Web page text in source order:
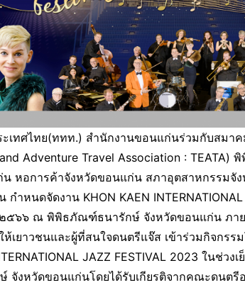
ะเทศไทย(ททท.) สำนักงานขอนแก่นร่วมกับสมา
Adventure Travel Association :
หอการค้าจังหวัดขอนแก่น สภาอุตสาหกรรมจั
กำหนดจัดงาน KHON KAEN
๖๖ ณ พิพิธภัณฑ์ธนารักษ์ จังหวัดขอนแก่น ภายใ
ห้เยาวชนและผู้ที่สนใจดนตรีแจ๊ส เข้าร่วมกิจกร
JAZZ FESTIVAL 2023 ในช่
งหวัดขอนแก่นโดยได้รับเกียรติจากคณะดนตรีอ